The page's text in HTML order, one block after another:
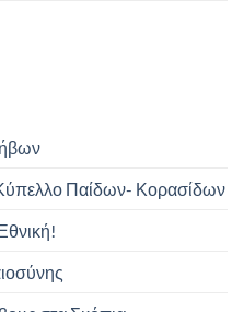
Παίδων- Κορασίδων